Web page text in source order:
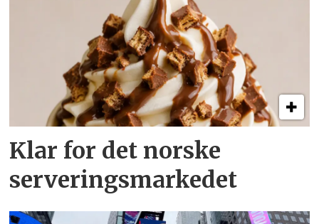
Klar for det norske
serveringsmarkedet